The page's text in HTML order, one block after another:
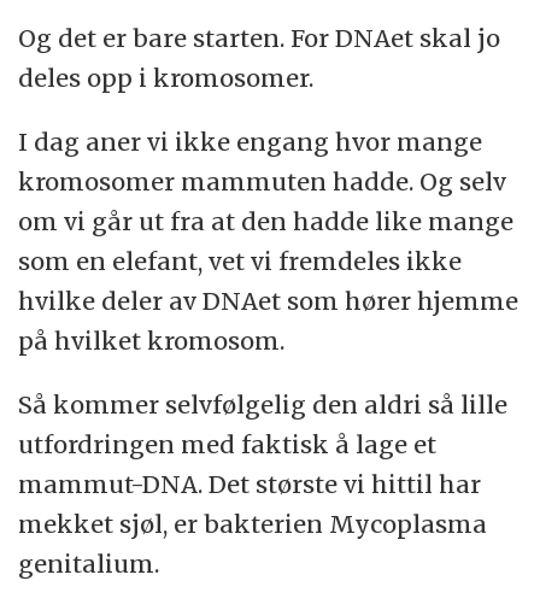
Og det er bare starten. For DNAet skal jo
deles opp i kromosomer.
I dag aner vi ikke engang hvor mange
kromosomer mammuten hadde. Og selv
om vi går ut fra at den hadde like mange
som en elefant, vet vi fremdeles ikke
hvilke deler av DNAet som hører hjemme
på hvilket kromosom.
Så kommer selvfølgelig den aldri så lille
utfordringen med faktisk å lage et
mammut-DNA. Det største vi hittil har
mekket sjøl, er bakterien Mycoplasma
genitalium.